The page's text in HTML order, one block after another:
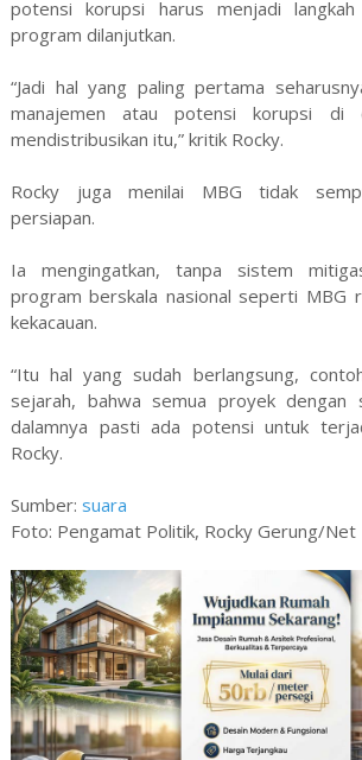
potensi korupsi harus menjadi
program dilanjutkan.
“Jadi hal yang paling pertama
manajemen atau potensi korupsi di
mendistribusikan itu,” kritik Rocky.
Rocky juga menilai MBG tidak
persiapan.
Ia mengingatkan, tanpa sistem
program berskala nasional seperti MBG
kekacauan.
“Itu hal yang sudah berlangsung,
sejarah, bahwa semua proyek dengan
dalamnya pasti ada potensi untuk
Rocky.
Sumber: suara
Foto: Pengamat Politik, Rocky Gerung/Net